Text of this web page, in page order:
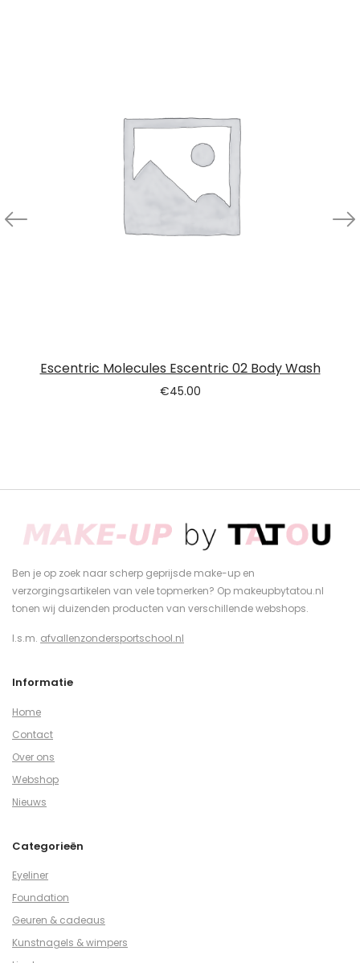
Escentric Molecules Escentric 02 Body Wash
€45.00
Ben je op zoek naar scherp geprijsde make-up en
verzorgingsartikelen van vele topmerken? Op makeupbytatou.nl
tonen wij duizenden producten van verschillende webshops.
I.s.m. afvallenzondersportschool.nl
Informatie
Home
Contact
Over ons
Webshop
Nieuws
Categorieën
Eyeliner
Foundation
Geuren & cadeaus
Kunstnagels & wimpers